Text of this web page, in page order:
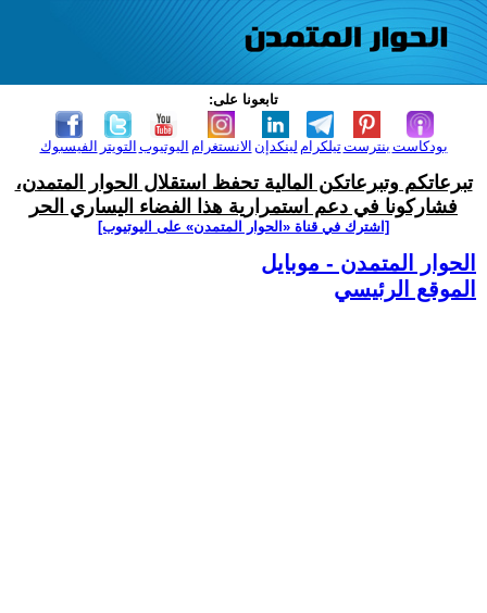
تابعونا على:
الفيسبوك التويتر اليوتيوب الانستغرام لينكدإن تيلكرامبنترست بودكاست
تبرعاتكم وتبرعاتكن المالية تحفظ استقلال الحوار المتمدن،
فشاركونا في دعم استمرارية هذا الفضاء اليساري الحر
[اشترك في قناة ‫«الحوار المتمدن» على اليوتيوب]
الحوار المتمدن - موبايل
الموقع الرئيسي